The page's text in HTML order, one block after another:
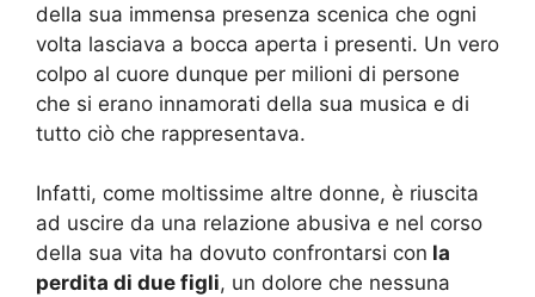
della sua immensa presenza scenica che ogni
volta lasciava a bocca aperta i presenti. Un vero
colpo al cuore dunque per milioni di persone
che si erano innamorati della sua musica e di
tutto ciò che rappresentava.
Infatti, come moltissime altre donne, è riuscita
ad uscire da una relazione abusiva e nel corso
della sua vita ha dovuto confrontarsi con la
perdita di due figli, un dolore che nessuna